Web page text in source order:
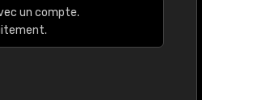
un compte.